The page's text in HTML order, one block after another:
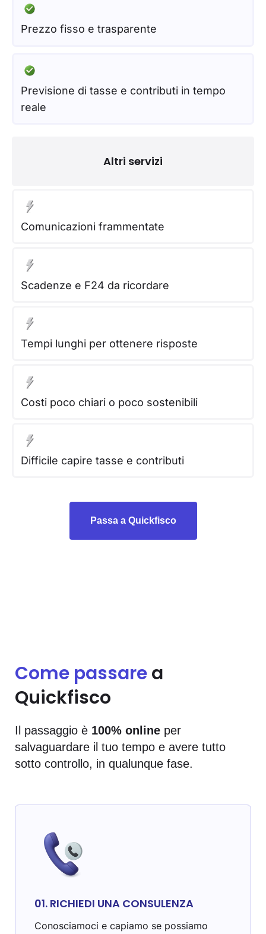
Altri servizi
Comunicazioni frammentate
Scadenze e F24 da ricordare
Tempi lunghi per ottenere risposte
Costi poco chiari o poco sostenibili
Difficile capire tasse e contributi
Prezzo fisso e trasparente
Previsione di tasse e contributi in tempo
reale
Passa a Quickfisco
Come passarea
Quickfisco
Il passaggio è 100% online per
salvaguardare il tuo tempo e avere tutto
sotto controllo, in qualunque fase.
01. RICHIEDI UNA CONSULENZA
Conosciamoci e capiamo se possiamo